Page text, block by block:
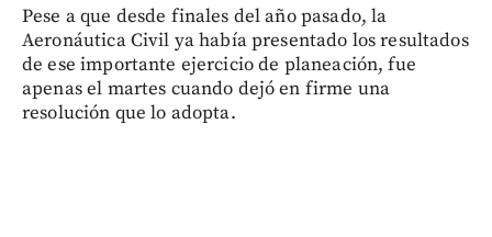
Pese a que desde finales del año pasado, la
Aeronáutica Civil ya había presentado los resultados
de ese importante ejercicio de planeación, fue
apenas el martes cuando dejó en firme una
resolución que lo adopta.